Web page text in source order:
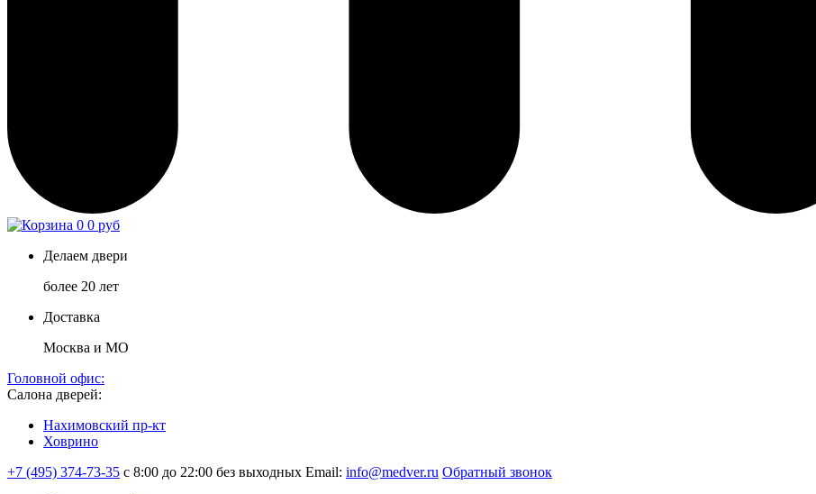
0 0 руб
Делаем двери
более 20 лет
Доставка
Москва и МО
Головной офис:
Салона дверей:
Нахимовский пр-кт
Ховрино
+7 (495) 374-73-35 с 8:00 до 22:00 без выходных Email: info@medver.ru Обратный звонок